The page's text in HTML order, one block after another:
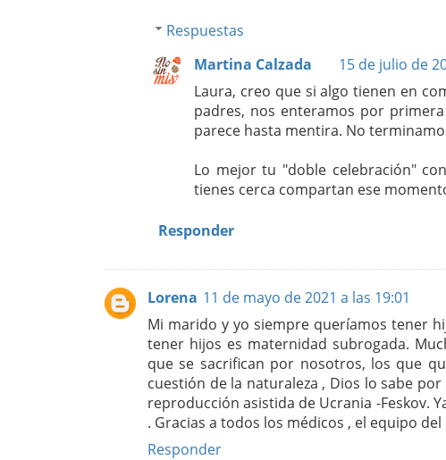
Respuestas
Martina Calzada
15 de julio de
Laura, creo que si algo tienen en
padres, nos enteramos por
parece hasta mentira. No
Lo mejor tu "doble celebración"
tienes cerca compartan ese
Responder
Lorena 11 de mayo de 2021 a las 19:01
Mi marido y yo siempre queríamos tener
tener hijos es maternidad subrogada.
que se sacrifican por nosotros, los que
cuestión de la naturaleza , Dios lo sabe
reproducción asistida de Ucrania -Feskov.
. Gracias a todos los médicos , el equipo
Responder